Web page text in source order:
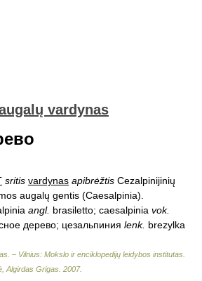
vardynas
sritis vardynas apibrėžtis Cezalpinijinių
augalų gentis (Caesalpinia).
angl. brasiletto; caesalpinia vok.
дерево; цезальпиния lenk. brezylka
– Vilnius: Mokslo ir enciklopedijų leidybos institutas
Algirdas Grigas 2007.